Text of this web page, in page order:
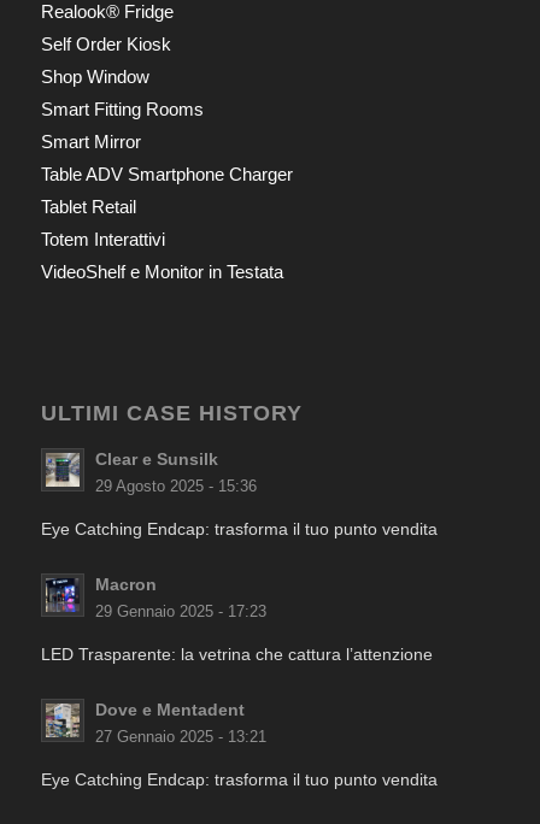
Realook® Fridge
Self Order Kiosk
Shop Window
Smart Fitting Rooms
Smart Mirror
Table ADV Smartphone Charger
Tablet Retail
Totem Interattivi
VideoShelf e Monitor in Testata
ULTIMI CASE HISTORY
Clear e Sunsilk
29 Agosto 2025 - 15:36
Eye Catching Endcap: trasforma il tuo punto vendita
Macron
29 Gennaio 2025 - 17:23
LED Trasparente: la vetrina che cattura l’attenzione
Dove e Mentadent
27 Gennaio 2025 - 13:21
Eye Catching Endcap: trasforma il tuo punto vendita